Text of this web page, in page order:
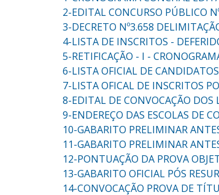
2-EDITAL CONCURSO PÚBLICO
3-DECRETO Nº3.658
4-LISTA DE INSCRITOS -
5-RETIFICAÇÃO - I -
6-LISTA OFICIAL DE
7-LISTA OFICAL DE INSCRITOS
8-EDITAL DE CONVOCAÇÃO DOS
9-ENDEREÇO DAS ESCOLAS DE
10-GABARITO PRELIMINAR
11-GABARITO PRELIMINAR
12-PONTUAÇÃO DA PROVA
13-GABARITO OFICIAL PÓS
14-CONVOCAÇÃO PROVA DE